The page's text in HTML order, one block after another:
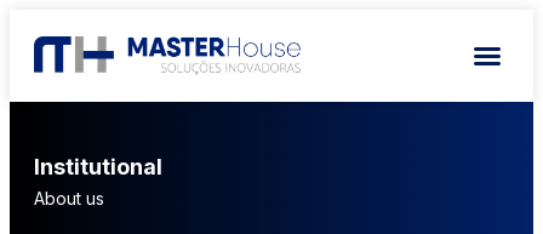
Institutional
About us